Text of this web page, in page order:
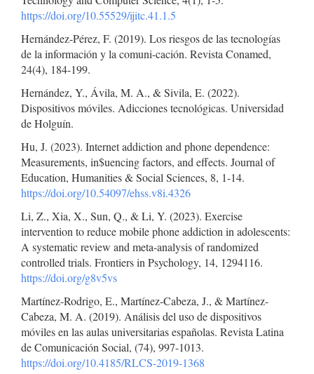
https://doi.org/10.55529/ijitc.41.1.5
Hernández-Pérez, F. (2019). Los riesgos de las tecnologías
de la información y la comuni-cación. Revista Conamed,
24(4), 184-199.
Hernández, Y., Ávila, M. A., & Sivila, E. (2022).
Dispositivos móviles. Adicciones tecnológicas. Universidad
de Holguín.
Hu, J. (2023). Internet addiction and phone dependence:
Measurements, in$uencing factors, and effects. Journal of
Education, Humanities & Social Sciences, 8, 1-14.
https://doi.org/10.54097/ehss.v8i.4326
Li, Z., Xia, X., Sun, Q., & Li, Y. (2023). Exercise
intervention to reduce mobile phone addiction in adolescents:
A systematic review and meta-analysis of randomized
controlled trials. Frontiers in Psychology, 14, 1294116.
https://doi.org/g8v5vs
Martínez-Rodrigo, E., Martínez-Cabeza, J., & Martínez-
Cabeza, M. A. (2019). Análisis del uso de dispositivos
móviles en las aulas universitarias españolas. Revista Latina
de Comunicación Social, (74), 997-1013.
https://doi.org/10.4185/RLCS-2019-1368